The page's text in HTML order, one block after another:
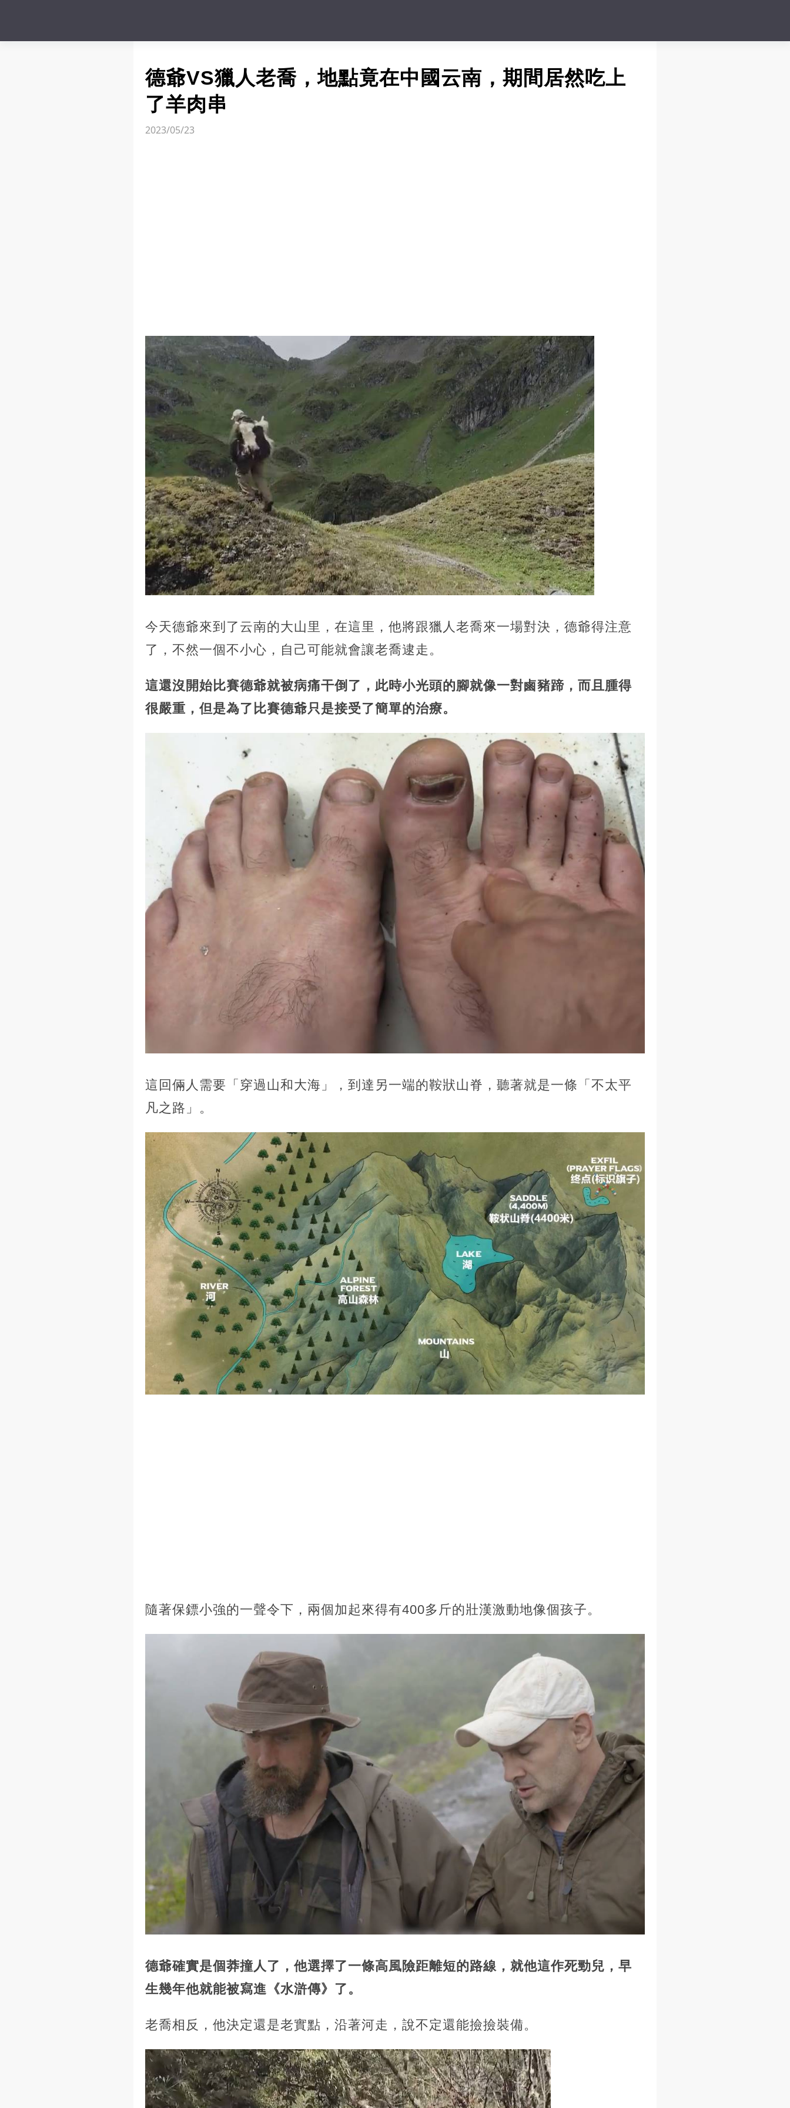
德爺VS獵人老喬，地點竟在中國云南，期間居然吃上
了羊肉串
2023/05/23
今天德爺來到了云南的大山里，在這里，他將跟獵人老喬來一場對決，德爺得注意
了，不然一個不小心，自己可能就會讓老喬逮走。
這還沒開始比賽德爺就被病痛干倒了，此時小光頭的腳就像一對鹵豬蹄，而且腫得
很嚴重，但是為了比賽德爺只是接受了簡單的治療。
這回倆人需要「穿過山和大海」，到達另一端的鞍狀山脊，聽著就是一條「不太平
凡之路」。
隨著保鏢小強的一聲令下，兩個加起來得有400多斤的壯漢激動地像個孩子。
德爺確實是個莽撞人了，他選擇了一條高風險距離短的路線，就他這作死勁兒，早
生幾年他就能被寫進《水滸傳》了。
老喬相反，他決定還是老實點，沿著河走，說不定還能撿撿裝備。